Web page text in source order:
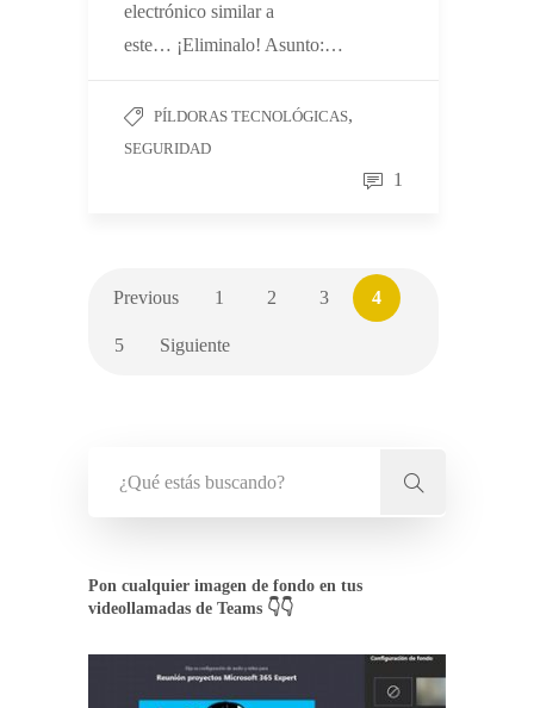
electrónico similar a
este… ¡Eliminalo! Asunto:…
PÍLDORAS TECNOLÓGICAS,
SEGURIDAD
1
Previous 1 2 3 4
5 Siguiente
Pon cualquier imagen de fondo en tus
videollamadas de Teams 👇👇